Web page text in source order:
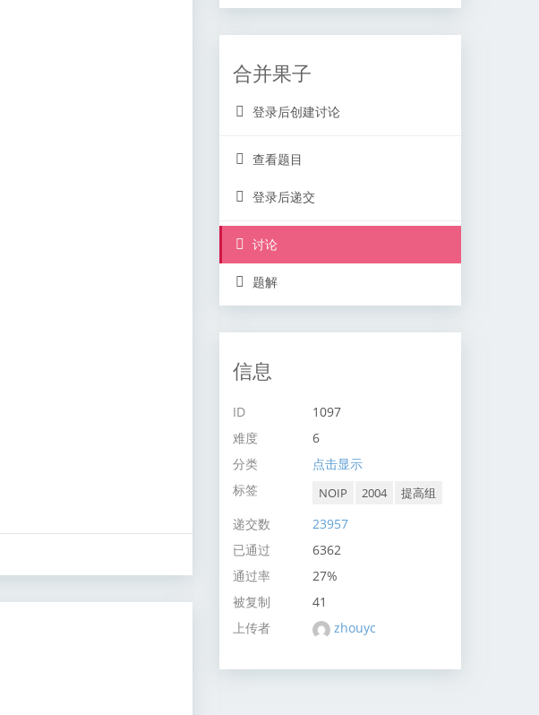
合并果子
登录后创建讨论
查看题目
登录后递交
讨论
题解
信息
ID
1097
难度
6
分类
点击显示
标签
NOIP 2004 提高组
递交数
23957
已通过
6362
通过率
27%
被复制
41
上传者
zhouyc